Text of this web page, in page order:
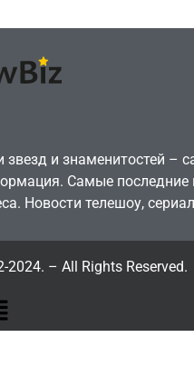
звезд и знаменитостей –
Самые последние
Новости телешоу,
– All Rights Reserved.